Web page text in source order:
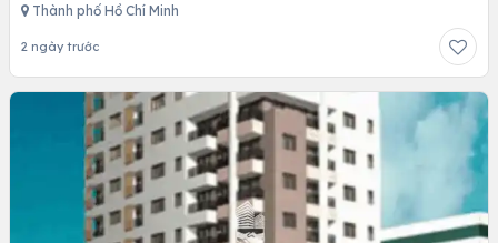
Thành phố Hồ Chí Minh
2 ngày trước